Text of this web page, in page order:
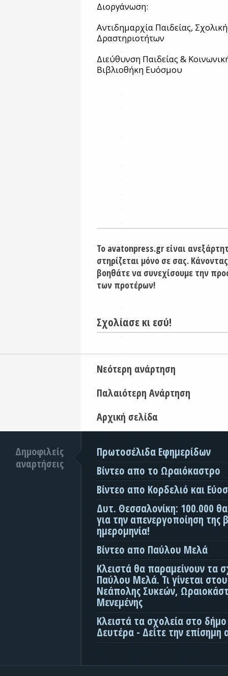
Διοργάνωση:
Αντιδημαρχία Παιδείας,
Δραστηριοτήτων
Διεύθυνση Παιδείας &
Βιβλιοθήκη Ευόσμου
Το avatonpress.gr είναι
στηρίζεται μόνο σε σας.
βοηθάτε να συνεχίσουμε την
των προτέρων!
Σχολίασε κι εσύ!
Νεότερη ανάρτηση
Παλαιότερη Ανάρτηση
Αρχική σελίδα
Δημοφιλείς
αναρτήσεις
Πρωτοσέλιδα Εφημερίδων
Βίντεο απο το Ωραιόκαστρο
Βίντεο απο Κορδελιό και
Δυτ. Θεσσαλονίκη: 100.000
για την απενεργοποίηση της
ημερομηνία!
Βίντεο απο Παύλου Μελά
Κλειστά θα παραμείνουν τα
Παύλου Μελά. Τι γίνεται
Νεάπολης Συκεών,
Μενεμένης
Κλειστά τα σχολεία στο
Δευτέρα - Δείτε την επίσημη